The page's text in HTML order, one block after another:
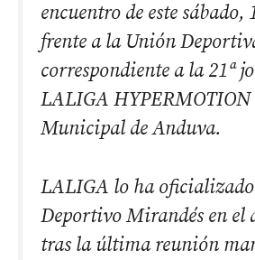
encuentro de este sábado,
frente a la Unión
correspondiente a la 21ª
LALIGA HYPERMOTION
Municipal de Anduva.
LALIGA lo ha
Deportivo Mirandés en el
tras la última reunión